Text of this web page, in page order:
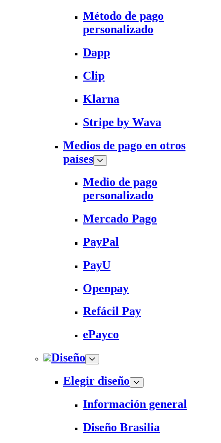
Método de pago
personalizado
Dapp
Clip
Klarna
Stripe by Wava
Medios de pago en otros
países
Medio de pago
personalizado
Mercado Pago
PayPal
PayU
Openpay
Refácil Pay
ePayco
Diseño
Elegir diseño
Información general
Diseño Brasilia